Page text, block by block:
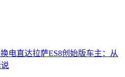
电直达拉萨ES8创始版车主：从